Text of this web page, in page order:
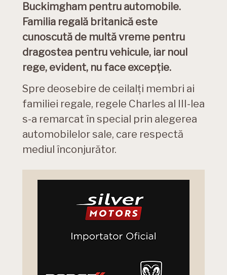
Buckimgham pentru automobile.
Familia regală britanică este
cunoscută de multă vreme pentru
dragostea pentru vehicule, iar noul
rege, evident, nu face excepție.
Spre deosebire de ceilalți membri ai
familiei regale, regele Charles al III-lea
s-a remarcat în special prin alegerea
automobilelor sale, care respectă
mediul înconjurător.